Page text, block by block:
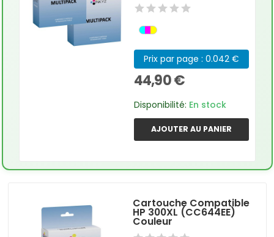
Prix par page : 0.042 €
44,90 €
Disponibilité: En stock
AJOUTER AU PANIER
Cartouche Compatible
HP 300XL (CC644EE)
Couleur